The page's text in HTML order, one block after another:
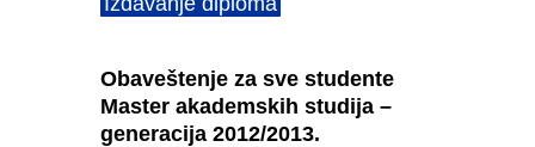
Obaveštenje za sve studente
Master akademskih studija –
generacija 2012/2013.